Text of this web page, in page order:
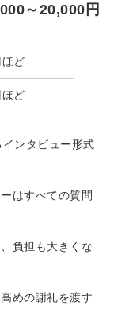
～20,000円
ど
ど
ンタビュー形式
はすべての質問
負担も大きくな
めの謝礼を渡す